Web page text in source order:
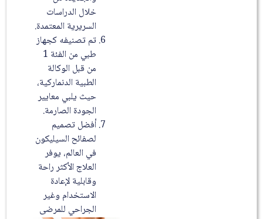
خلال الدراسات
السريرية المعتمدة.
تم تصنيفه كجهاز
طبي من الفئة 1
من قبل الوكالة
الطبية الدنماركية،
حيث يلبي معايير
الجودة الصارمة.
أفضل تصميم
لصفائح السيليكون
في العالم، يوفر
العلاج الأكثر راحة
وقابلية لإعادة
الاستخدام وغير
الجراحي للمرضى